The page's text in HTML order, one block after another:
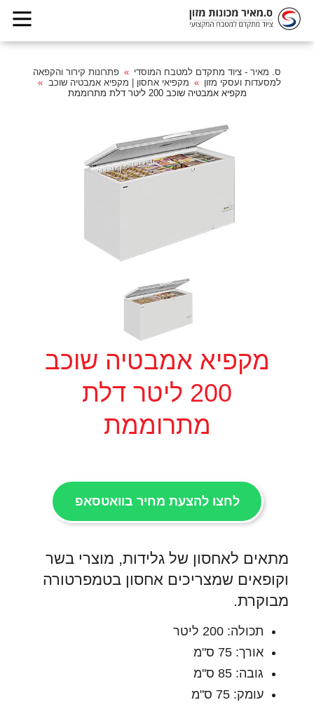
ס. מאיר - ציוד מתקדם למטבח המוסדי
פתרונות קירור והקפאה
למסעדות ועסקי מזון
מקפיאי אחסון | מקפיא אמבטיה שוכב
מקפיא אמבטיה שוכב 200 ליטר דלת מתרוממת
מקפיא אמבטיה שוכב
200 ליטר דלת
מתרוממת
לחצו להצעת מחיר בוואטסאפ
מתאים לאחסון של גלידות, מוצרי בשר
וקופאים שמצריכים אחסון בטמפרטורה
מבוקרת.
תכולה: 200 ליטר
אורך: 75 ס"מ
גובה: 85 ס"מ
עומק: 75 ס"מ